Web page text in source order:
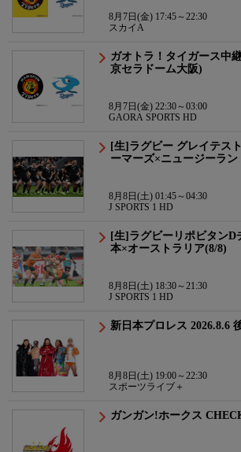
8月7日(金) 17:45～22:30
スカイA
ガオトラ！タイガース中
京セラドーム大阪)
8月7日(金) 22:30～03:00
GAORA SPORTS HD
[生]ラグビー グレイテス
ーマーズ×ニュージーラン
8月8日(土) 01:45～04:30
J SPORTS 1 HD
[生]ラグビーリポビタンD
本×オーストラリア(8/8)
8月8日(土) 18:30～21:30
J SPORTS 1 HD
新日本プロレス 2026.8.6
8月8日(土) 19:00～22:30
スポーツライブ＋
ガンガン!ホークス